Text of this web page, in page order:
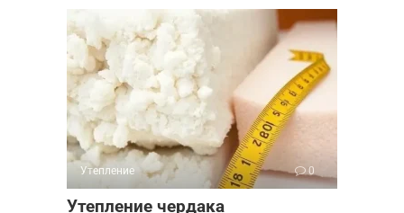
Утепление 0
Утепление чердака